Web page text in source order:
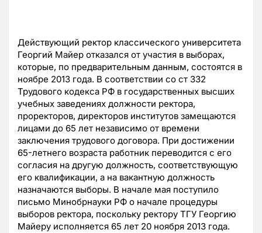
Действующий ректор классического университета
Георгий Майер отказался от участия в выборах,
которые, по предварительным данным, состоятся в
ноябре 2013 года. В соответствии со ст 332
Трудового кодекса РФ в государственных высших
учебных заведениях должности ректора,
проректоров, директоров институтов замещаются
лицами до 65 лет независимо от времени
заключения трудового договора. При достижении
65-летнего возраста работник переводится с его
согласия на другую должность, соответствующую
его квалификации, а на вакантную должность
назначаются выборы. В начале мая поступило
письмо Минобрнауки РФ о начале процедуры
выборов ректора, поскольку ректору ТГУ Георгию
Майеру исполняется 65 лет 20 ноября 2013 года.